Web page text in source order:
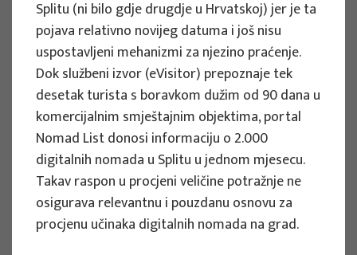
Osijeka
Razdoblje provedbe : 2024
Vidi više
STRUČNI PROJEKTI
Strategija turizma Šibensko-kninske
županije do 2030. godine
Splitu (ni bilo gdje drugdje u Hrvatskoj) jer je ta
pojava relativno novijeg datuma i još nisu
uspostavljeni mehanizmi za njezino praćenje.
Dok službeni izvor (eVisitor) prepoznaje tek
desetak turista s boravkom dužim od 90 dana u
komercijalnim smještajnim objektima, portal
Nomad List donosi informaciju o 2.000
digitalnih nomada u Splitu u jednom mjesecu.
Takav raspon u procjeni veličine potražnje ne
osigurava relevantnu i pouzdanu osnovu za
procjenu učinaka digitalnih nomada na grad.